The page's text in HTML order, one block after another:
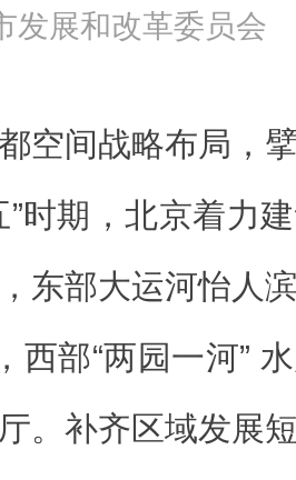
发展和改革委员会
空间战略布局，
”时期，北京着力
东部大运河怡人
西部“两园一河”
。补齐区域发展